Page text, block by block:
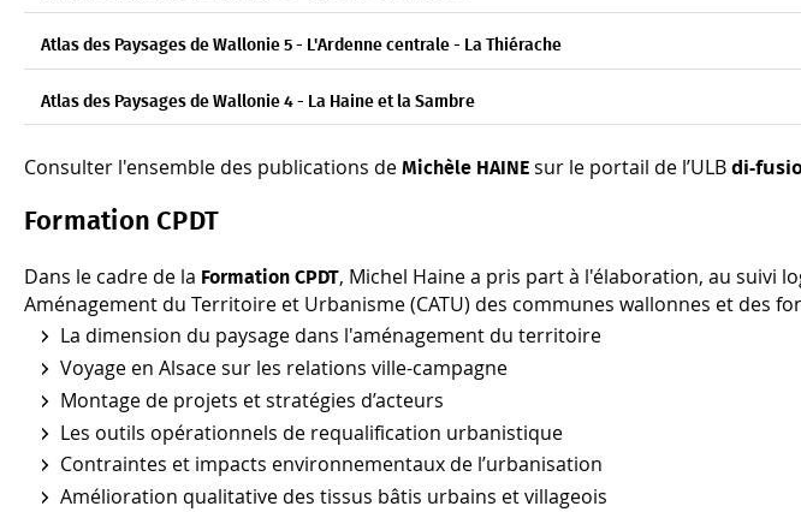
Atlas des Paysages de Wallonie 5 - L'Ardenne centrale - La Thiérache
Atlas des Paysages de Wallonie 4 - La Haine et la Sambre
Consulter l'ensemble des publications de Michèle HAINE sur le portail de l’ULBdi-
Formation CPDT
Dans le cadre de la Formation CPDT, Michel Haine a pris part à l'élaboration, au suivi
Aménagement du Territoire et Urbanisme (CATU) des communes wallonnes et des
La dimension du paysage dans l'aménagement du territoire
Voyage en Alsace sur les relations ville-campagne
Montage de projets et stratégies d’acteurs
Les outils opérationnels de requalification urbanistique
Contraintes et impacts environnementaux de l’urbanisation
Amélioration qualitative des tissus bâtis urbains et villageois